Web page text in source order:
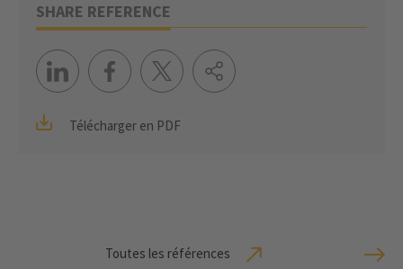
SHARE REFERENCE
Télécharger en PDF
Toutes les références